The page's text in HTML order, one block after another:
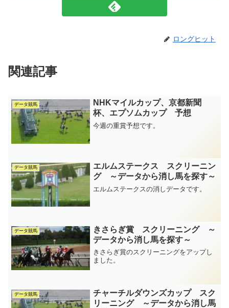
ロングヒット
関連記事
データ競馬
NHKマイルカップ、京都新聞
杯、エプソムカップ 予想
今週の重賞予想です。
データ競馬
エルムステークス スクリーニン
グ ～データから消し馬を探す～
エルムステークスの消しデータです。
データ競馬
きさらぎ賞 スクリーニング ～
データから消し馬を探す～
きさらぎ賞のスクリーニングをアップし
ました。
データ競馬
チャーチルダウンズカップ スク
リーニング ～データから消し馬